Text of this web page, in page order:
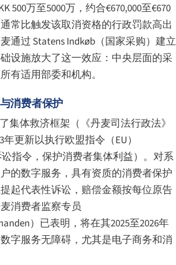
500万至5000万，约合€670,000至€670
常比触发该取消资格的行政罚款高出
通过 Statens Indkøb（国家采购）建立
设施放大了这一效应：中央层面的采
有适用部委和机构。
消费者保护
集体救济框架（《丹麦司法行政法》
更新以执行欧盟指令（EU）
讼指令，保护消费者集体利益）。对系
的数字服务，具有资质的消费者保护
起代表性诉讼，赔偿金额按每位原告
消费者监察专员
）已表明，将在其2025至2026年
字服务无障碍，尤其是电子商务和消